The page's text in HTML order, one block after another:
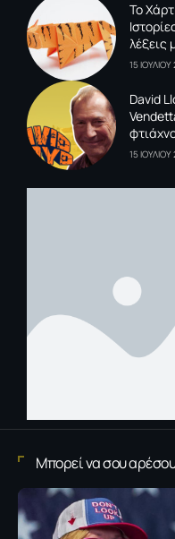
To
λέξεις
15
David
15
Μπορεί να σου